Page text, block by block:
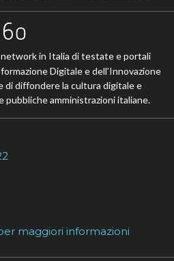
network in Italia di testate e portali
Digitale e dell’Innovazione
di diffondere la cultura digitale e
pubbliche amministrazioni italiane.
maggiori informazioni